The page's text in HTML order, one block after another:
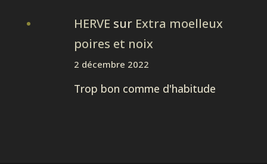
HERVE sur Extra moelleux
poires et noix
2 décembre 2022
Trop bon comme d'habitude